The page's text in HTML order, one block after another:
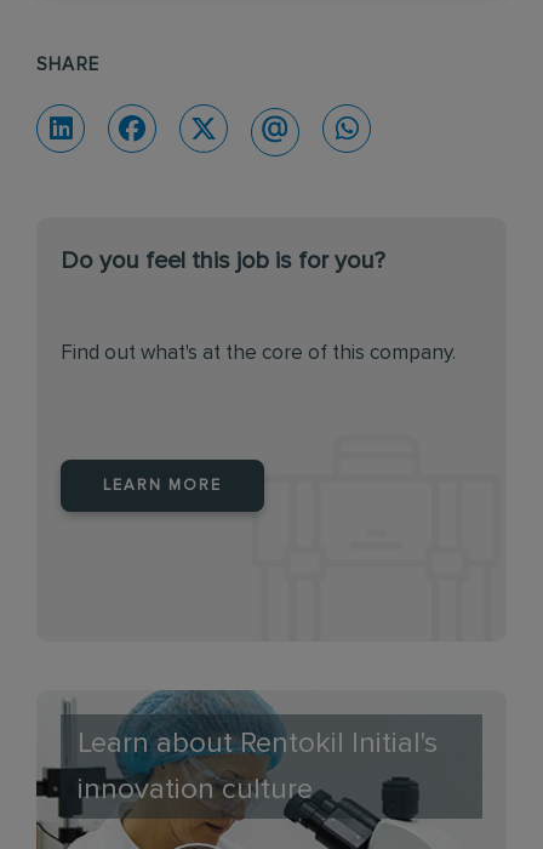
SHARE
Do you feel this job is for you?
Find out what's at the core of this company.
LEARN MORE
Learn about Rentokil Initial's
innovation culture